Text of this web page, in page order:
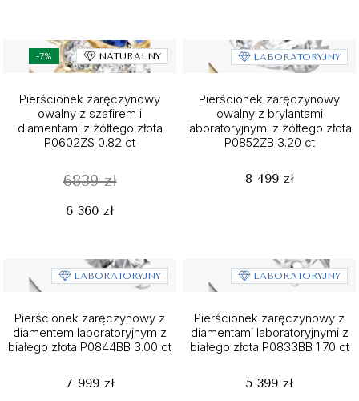
-7% NATURALNY
Pierścionek zaręczynowy
owalny z szafirem i
diamentami z żółtego złota
P0602ZS 0.82 ct
6839 zł
6 360 zł
LABORATORYJNY
Pierścionek zaręczynowy
owalny z brylantami
laboratoryjnymi z żółtego złota
P0852ZB 3.20 ct
8 499 zł
LABORATORYJNY
Pierścionek zaręczynowy z
diamentem laboratoryjnym z
białego złota P0844BB 3.00 ct
7 999 zł
LABORATORYJNY
Pierścionek zaręczynowy z
diamentami laboratoryjnymi z
białego złota P0833BB 1.70 ct
5 399 zł